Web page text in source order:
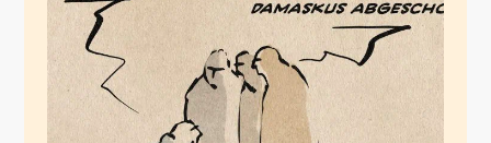
Der Ruf unethischer
Dummheit